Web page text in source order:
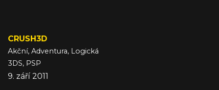
CRUSH3D
Akční, Adventura, Logická
3DS, PSP
9. září 2011